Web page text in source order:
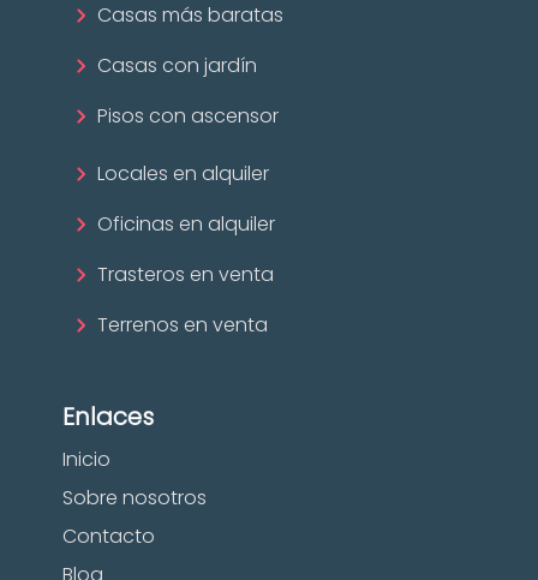
Casas más baratas
Casas con jardín
Pisos con ascensor
Locales en alquiler
Oficinas en alquiler
Trasteros en venta
Terrenos en venta
Enlaces
Inicio
Sobre nosotros
Contacto